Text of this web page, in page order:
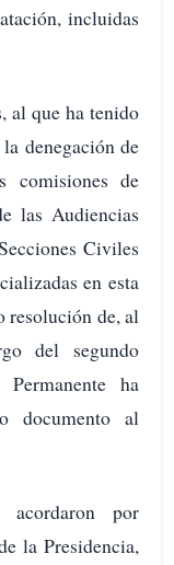
incluidas
al que ha tenido
denegación de
comisiones de
las Audiencias
Civiles
en esta
resolución de, al
del segundo
ha
documento al
por
la Presidencia,